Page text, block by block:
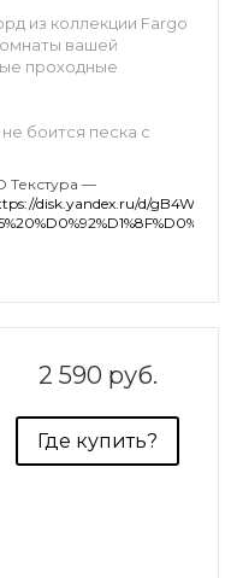
из коллекции Fargo
вашей
проходные
боится песка с
Текстура —
disk.yandex.ru/d/
2 590 руб.
Где купить?